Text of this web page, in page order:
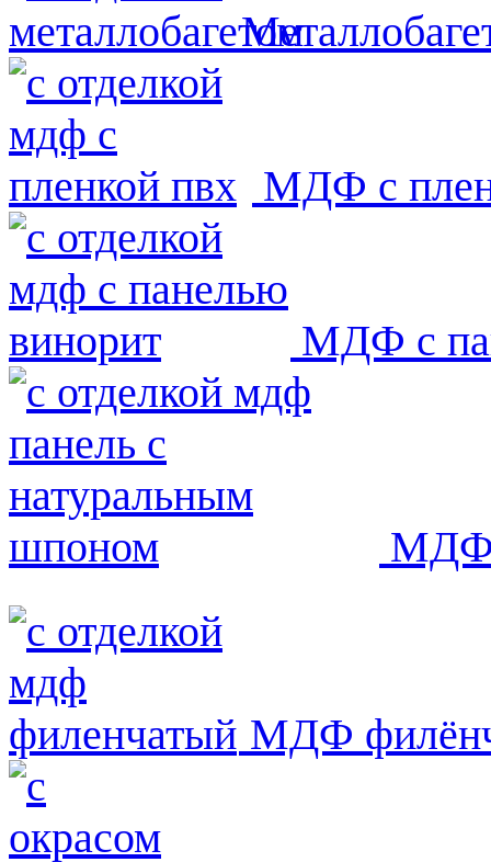
МДФ с
МДФ с
МДФ
МДФ